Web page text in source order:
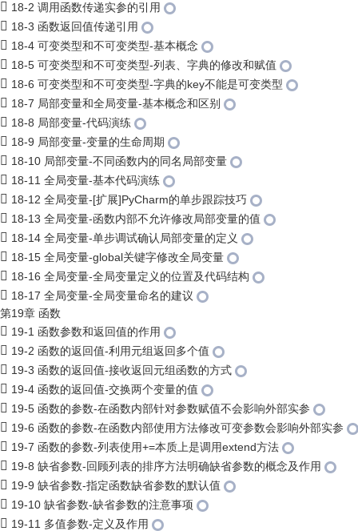
18-2 调用函数传递实参的引用
18-3 函数返回值传递引用
18-4 可变类型和不可变类型-基本概念
18-5 可变类型和不可变类型-列表、字典的修改和赋值
18-6 可变类型和不可变类型-字典的key不能是可变类型
18-7 局部变量和全局变量-基本概念和区别
18-8 局部变量-代码演练
18-9 局部变量-变量的生命周期
18-10 局部变量-不同函数内的同名局部变量
18-11 全局变量-基本代码演练
18-12 全局变量-[扩展]PyCharm的单步跟踪技巧
18-13 全局变量-函数内部不允许修改局部变量的值
18-14 全局变量-单步调试确认局部变量的定义
18-15 全局变量-global关键字修改全局变量
18-16 全局变量-全局变量定义的位置及代码结构
18-17 全局变量-全局变量命名的建议
第19章 函数
19-1 函数参数和返回值的作用
19-2 函数的返回值-利用元组返回多个值
19-3 函数的返回值-接收返回元组函数的方式
19-4 函数的返回值-交换两个变量的值
19-5 函数的参数-在函数内部针对参数赋值不会影响外部实参
19-6 函数的参数-在函数内部使用方法修改可变参数会影响外部实参
19-7 函数的参数-列表使用+=本质上是调用extend方法
19-8 缺省参数-回顾列表的排序方法明确缺省参数的概念及作用
19-9 缺省参数-指定函数缺省参数的默认值
19-10 缺省参数-缺省参数的注意事项
19-11 多值参数-定义及作用